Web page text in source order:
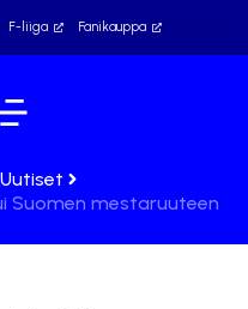
F-liiga Fanikauppa
Uutiset
Suomen mestaruuteen